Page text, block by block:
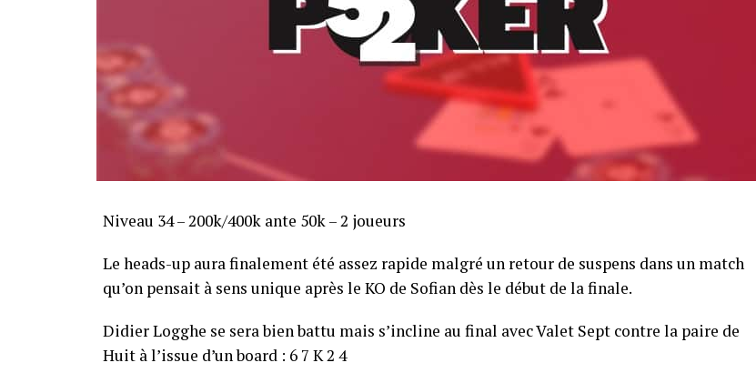
Niveau 34 – 200k/400k ante 50k – 2 joueurs
Le heads-up aura finalement été assez rapide malgré un retour de suspens dans un match
qu’on pensait à sens unique après le KO de Sofian dès le début de la finale.
Didier Logghe se sera bien battu mais s’incline au final avec Valet Sept contre la paire de
Huit à l’issue d’un board : 6 7 K 2 4